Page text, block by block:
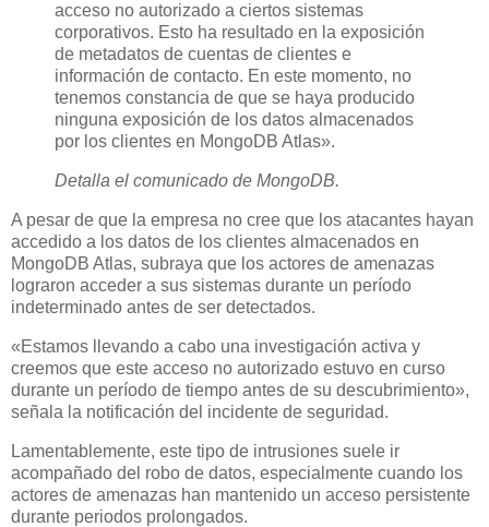
acceso no autorizado a ciertos sistemas
corporativos. Esto ha resultado en la exposición
de metadatos de cuentas de clientes e
información de contacto. En este momento, no
tenemos constancia de que se haya producido
ninguna exposición de los datos almacenados
por los clientes en MongoDB Atlas».
Detalla el comunicado de MongoDB.
A pesar de que la empresa no cree que los atacantes hayan
accedido a los datos de los clientes almacenados en
MongoDB Atlas, subraya que los actores de amenazas
lograron acceder a sus sistemas durante un período
indeterminado antes de ser detectados.
«Estamos llevando a cabo una investigación activa y
creemos que este acceso no autorizado estuvo en curso
durante un período de tiempo antes de su descubrimiento»,
señala la notificación del incidente de seguridad.
Lamentablemente, este tipo de intrusiones suele ir
acompañado del robo de datos, especialmente cuando los
actores de amenazas han mantenido un acceso persistente
durante periodos prolongados.